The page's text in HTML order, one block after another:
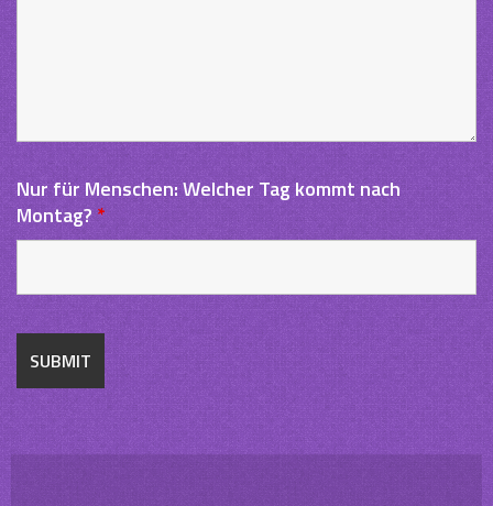
Nur für Menschen: Welcher Tag kommt nach
Montag? *